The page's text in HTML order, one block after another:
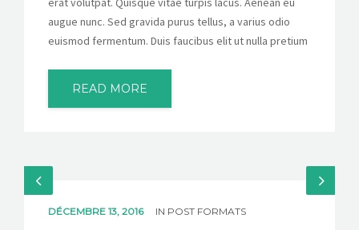
augue nunc. Sed gravida purus tellus, a varius odio
euismod fermentum. Duis faucibus elit ut nulla pretium
READ MORE
DÉCEMBRE 13, 2016 IN POST FORMATS